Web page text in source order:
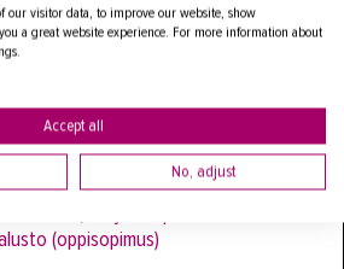
(oppisopimus)
(oppisopimus)
our visitor data, to improve our website, show
a great website experience. For more information about
Accept all
No, adjust